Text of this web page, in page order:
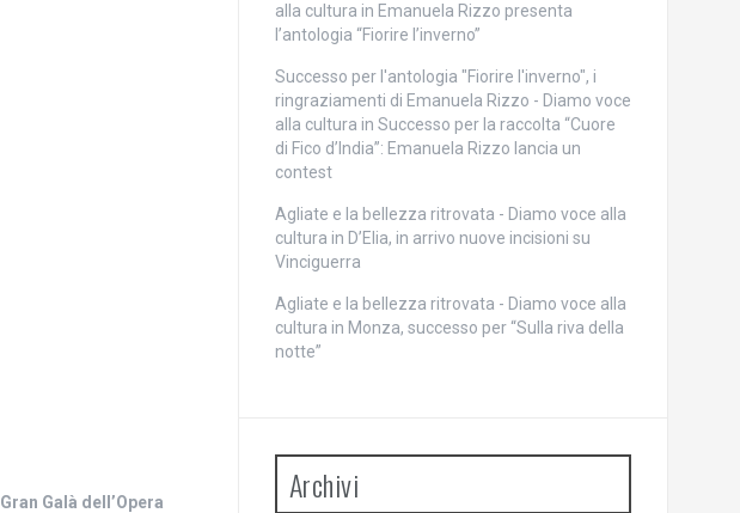
Gran Galà dell’Opera
alla cultura in Emanuela Rizzo presenta
l’antologia “Fiorire l’inverno”
Successo per l'antologia "Fiorire l'inverno", i
ringraziamenti di Emanuela Rizzo - Diamo voce
alla cultura in Successo per la raccolta “Cuore
di Fico d’India”: Emanuela Rizzo lancia un
contest
Agliate e la bellezza ritrovata - Diamo voce alla
cultura in D’Elia, in arrivo nuove incisioni su
Vinciguerra
Agliate e la bellezza ritrovata - Diamo voce alla
cultura in Monza, successo per “Sulla riva della
notte”
Archivi